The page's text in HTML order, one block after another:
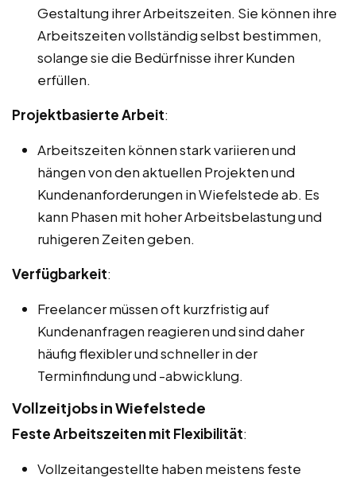
Gestaltung ihrer Arbeitszeiten. Sie können ihre
Arbeitszeiten vollständig selbst bestimmen,
solange sie die Bedürfnisse ihrer Kunden
erfüllen.
Projektbasierte Arbeit:
Arbeitszeiten können stark variieren und
hängen von den aktuellen Projekten und
Kundenanforderungen in Wiefelstede ab. Es
kann Phasen mit hoher Arbeitsbelastung und
ruhigeren Zeiten geben.
Verfügbarkeit:
Freelancer müssen oft kurzfristig auf
Kundenanfragen reagieren und sind daher
häufig flexibler und schneller in der
Terminfindung und -abwicklung.
Vollzeitjobs in Wiefelstede
Feste Arbeitszeiten mit Flexibilität:
Vollzeitangestellte haben meistens feste